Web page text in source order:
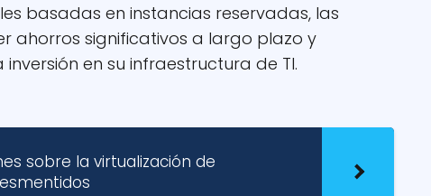
basadas en instancias reservadas, las
ahorros significativos a largo plazo y
en su infraestructura de TI.
sobre la virtualización de